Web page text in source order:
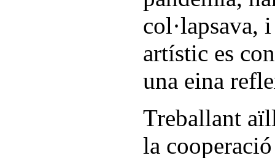
col·lapsava,
artístic es
una eina
Treballant
la